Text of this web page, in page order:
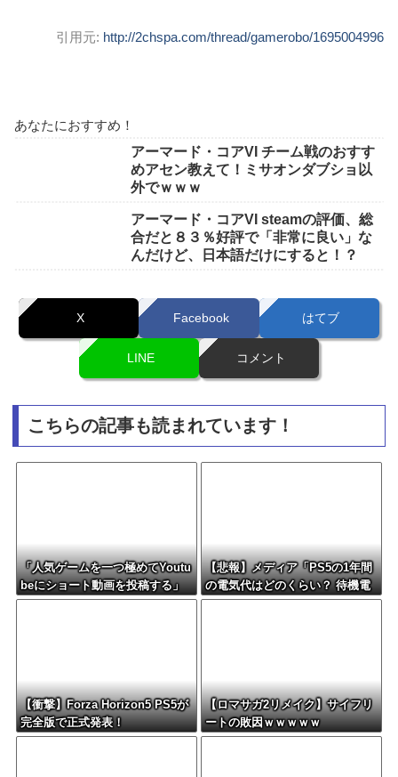
引用元: http://2chspa.com/thread/gamerobo/1695004996
あなたにおすすめ！
アーマード・コアVI チーム戦のおすす
めアセン教えて！ミサオンダブショ以
外でｗｗｗ
アーマード・コアVI steamの評価、総
合だと８３％好評で「非常に良い」な
んだけど、日本語だけにすると！？
X Facebook はてブ
LINE コメント
こちらの記事も読まれています！
「人気ゲームを一つ極めてYoutu
beにショート動画を投稿する」
←これだけで不労所得が得られ
【悲報】メディア「PS5の1年間
の電気代はどのくらい？ 待機電
力には注意すべき？」
【衝撃】Forza Horizon5 PS5が
完全版で正式発表！
【ロマサガ2リメイク】サイフリ
ートの敗因ｗｗｗｗｗ